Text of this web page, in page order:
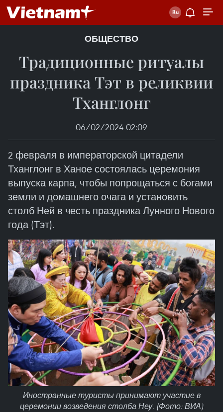
ОБЩЕСТВО
Традиционные ритуалы
праздника Тэт в реликвии
Тханглонг
06/02/2024 02:09
2 февраля в императорской цитадели
Тханглонг в Ханое состоялась церемония
выпуска карпа, чтобы попрощаться с богами
земли и домашнего очага и установить
столб Ней в честь праздника Лунного Нового
года (Тэт).
Иностранные туристы принимают участие в
церемонии возведения столба Неу. (Фото: ВИА)